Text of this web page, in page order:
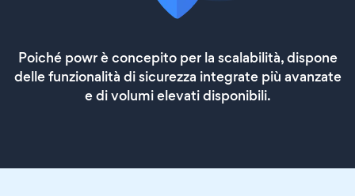
Poiché powr è concepito per la scalabilità, dispone
delle funzionalità di sicurezza integrate più avanzate
e di volumi elevati disponibili.